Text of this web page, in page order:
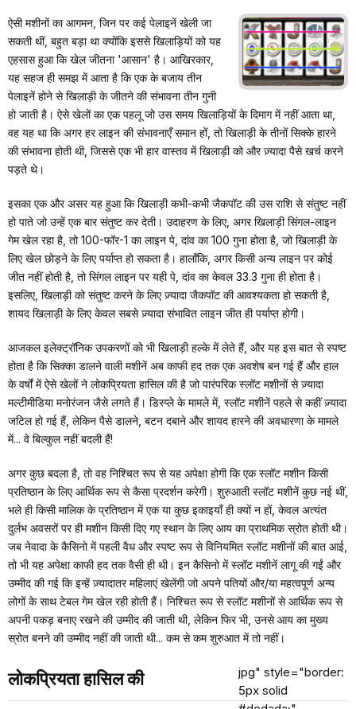
ऐसी मशीनों का आगमन, जिन पर कई पेलाइनें खेली जा
सकती थीं, बहुत बड़ा था क्योंकि इससे खिलाड़ियों को यह
एहसास हुआ कि खेल जीतना 'आसान' है। आखिरकार,
यह सहज ही समझ में आता है कि एक के बजाय तीन
पेलाइनें होने से खिलाड़ी के जीतने की संभावना तीन गुनी
हो जाती है। ऐसे खेलों का एक पहलू जो उस समय खिलाड़ियों के दिमाग में नहीं आता था,
वह यह था कि अगर हर लाइन की संभावनाएँ समान हों, तो खिलाड़ी के तीनों सिक्के हारने
की संभावना होती थी, जिससे एक भी हार वास्तव में खिलाड़ी को और ज़्यादा पैसे खर्च करने
पड़ते थे।
इसका एक और असर यह हुआ कि खिलाड़ी कभी-कभी जैकपॉट की उस राशि से संतुष्ट नहीं
हो पाते जो उन्हें एक बार संतुष्ट कर देती। उदाहरण के लिए, अगर खिलाड़ी सिंगल-लाइन
गेम खेल रहा है, तो 100-फॉर-1 का लाइन पे, दांव का 100 गुना होता है, जो खिलाड़ी के
लिए खेल छोड़ने के लिए पर्याप्त हो सकता है। हालाँकि, अगर किसी अन्य लाइन पर कोई
जीत नहीं होती है, तो सिंगल लाइन पर यही पे, दांव का केवल 33.3 गुना ही होता है।
इसलिए, खिलाड़ी को संतुष्ट करने के लिए ज़्यादा जैकपॉट की आवश्यकता हो सकती है,
शायद खिलाड़ी के लिए केवल सबसे ज़्यादा संभावित लाइन जीत ही पर्याप्त होगी।
आजकल इलेक्ट्रॉनिक उपकरणों को भी खिलाड़ी हल्के में लेते हैं, और यह इस बात से स्पष्ट
होता है कि सिक्का डालने वाली मशीनें अब काफी हद तक एक अवशेष बन गई हैं और हाल
के वर्षों में ऐसे खेलों ने लोकप्रियता हासिल की है जो पारंपरिक स्लॉट मशीनों से ज़्यादा
मल्टीमीडिया मनोरंजन जैसे लगते हैं। डिस्प्ले के मामले में, स्लॉट मशीनें पहले से कहीं ज़्यादा
जटिल हो गई हैं, लेकिन पैसे डालने, बटन दबाने और शायद हारने की अवधारणा के मामले
में... वे बिल्कुल नहीं बदली हैं!
अगर कुछ बदला है, तो वह निश्चित रूप से यह अपेक्षा होगी कि एक स्लॉट मशीन किसी
प्रतिष्ठान के लिए आर्थिक रूप से कैसा प्रदर्शन करेगी। शुरुआती स्लॉट मशीनें कुछ नई थीं,
भले ही किसी मालिक के प्रतिष्ठान में एक या कुछ इकाइयाँ ही क्यों न हों, केवल अत्यंत
दुर्लभ अवसरों पर ही मशीन किसी दिए गए स्थान के लिए आय का प्राथमिक स्रोत होती थी।
जब नेवादा के कैसिनो में पहली वैध और स्पष्ट रूप से विनियमित स्लॉट मशीनों की बात आई,
तो भी यह अपेक्षा काफी हद तक वैसी ही थी। इन कैसिनो में स्लॉट मशीनें लागू की गईं और
उम्मीद की गई कि इन्हें ज़्यादातर महिलाएं खेलेंगी जो अपने पतियों और/या महत्वपूर्ण अन्य
लोगों के साथ टेबल गेम खेल रही होती हैं। निश्चित रूप से स्लॉट मशीनों से आर्थिक रूप से
अपनी पकड़ बनाए रखने की उम्मीद की जाती थी, लेकिन फिर भी, उनसे आय का मुख्य
स्रोत बनने की उम्मीद नहीं की जाती थी... कम से कम शुरुआत में तो नहीं।
jpg" style="border:
5px solid
लोकप्रियता हासिल की